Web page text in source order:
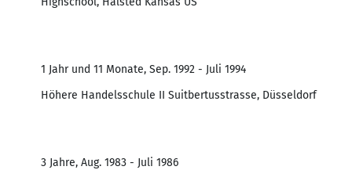
1 Jahr und 11 Monate, Sep. 1992 - Juli 1994
Höhere Handelsschule II Suitbertusstrasse, Düsseldorf
3 Jahre, Aug. 1983 - Juli 1986